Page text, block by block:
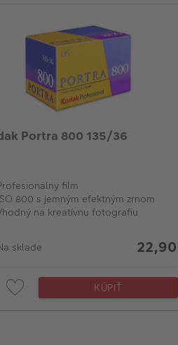
Portra 800 135/36
film
800 s jemným efektným zrnom
na kreatívnu fotografiu
sklade 22,90
KÚPIŤ